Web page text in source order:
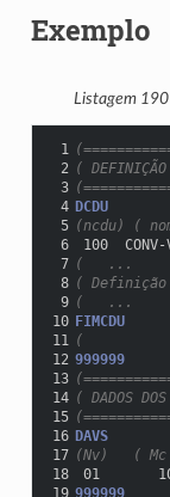
Exemplo
Listagem 190
1
2 ( DEFINIÇÃO
3
4 DCDU
5 (ncdu) (
6
100
7 (   ...
8 (
9 (   ...
10 FIMCDU
11 (
12 999999
13
14 ( DADOS
15
16 DAVS
17 (Nv)   (
18
01